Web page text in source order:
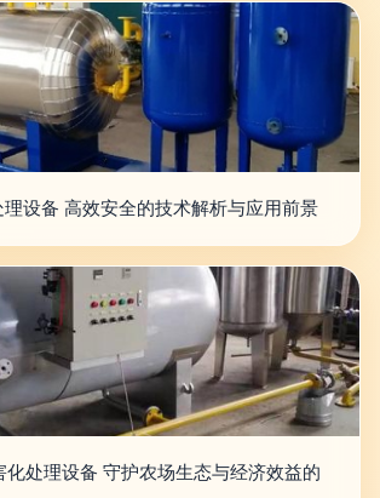
设备 高效安全的技术解析与应用前景
化处理设备 守护农场生态与经济效益的